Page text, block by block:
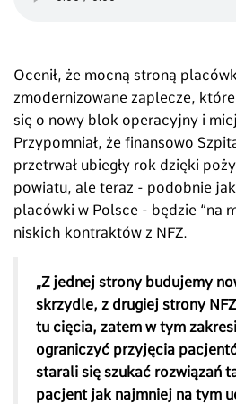
Ocenił, że mocną stroną
zmodernizowane zaplecze,
się o nowy blok operacyjny i
Przypomniał, że finansowo
przetrwał ubiegły rok dzięki
powiatu, ale teraz - podobnie
placówki w Polsce - będzie “na
niskich kontraktów z NFZ.
„Z jednej strony budujemy
skrzydle, z drugiej strony
tu cięcia, zatem w tym
ograniczyć przyjęcia
starali się szukać rozwiązań
pacjent jak najmniej na tym